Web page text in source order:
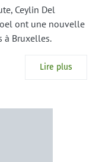
Ceylin Del
ont une nouvelle
à Bruxelles.
Lire plus